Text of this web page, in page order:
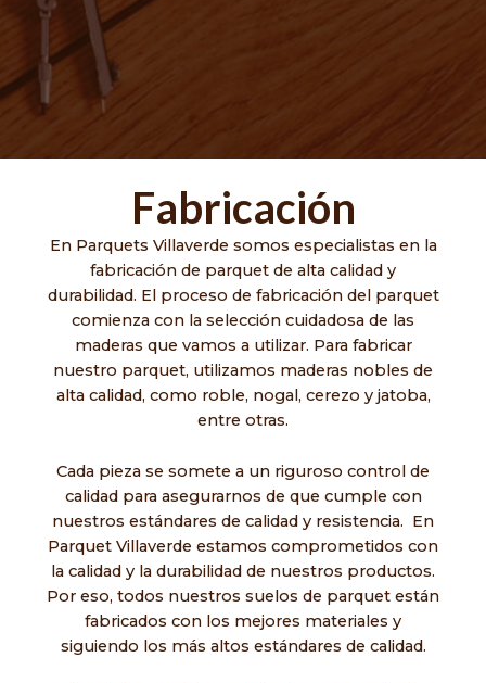
Fabricación
En Parquets Villaverde somos especialistas en la
fabricación de parquet de alta calidad y
durabilidad. El proceso de fabricación del parquet
comienza con la selección cuidadosa de las
maderas que vamos a utilizar. Para fabricar
nuestro parquet, utilizamos maderas nobles de
alta calidad, como roble, nogal, cerezo y jatoba,
entre otras.
Cada pieza se somete a un riguroso control de
calidad para asegurarnos de que cumple con
nuestros estándares de calidad y resistencia. En
Parquet Villaverde estamos comprometidos con
la calidad y la durabilidad de nuestros productos.
Por eso, todos nuestros suelos de parquet están
fabricados con los mejores materiales y
siguiendo los más altos estándares de calidad.